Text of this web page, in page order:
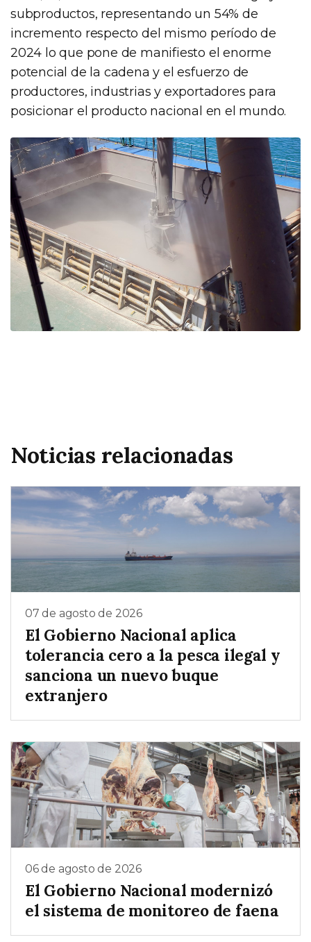
subproductos, representando un 54% de
incremento respecto del mismo período de
2024 lo que pone de manifiesto el enorme
potencial de la cadena y el esfuerzo de
productores, industrias y exportadores para
posicionar el producto nacional en el mundo.
Noticias relacionadas
07 de agosto de 2026
El Gobierno Nacional aplica
tolerancia cero a la pesca ilegal y
sanciona un nuevo buque
extranjero
06 de agosto de 2026
El Gobierno Nacional modernizó
el sistema de monitoreo de faena